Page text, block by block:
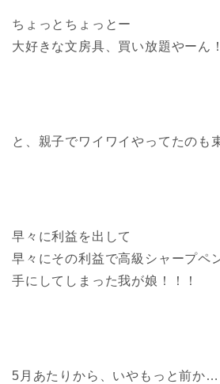
ちょっとちょっとー
大好きな文房具、買い放題やーん！
と、親子でワイワイやってたのも
早々に利益を出して
早々にその利益で高級シャープペ
手にしてしまった我が娘！！！
5月あたりから、いやもっと前か…